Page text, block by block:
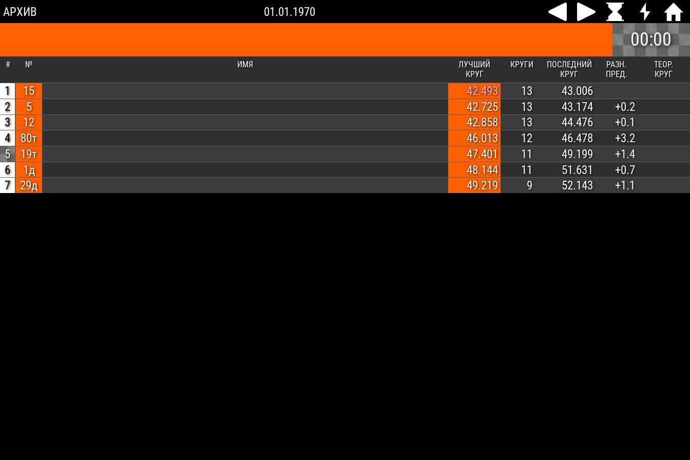
АРХИВ 01.01.1970
00:00
# № ИМЯ
ЛУЧШИЙ
КРУГ
КРУГИ
ПОСЛЕДНИЙ
КРУГ
РАЗН.
ПРЕД.
ТЕОР.
КРУГ
1 15 42.493 13
43.006
2
5 42.725 13 43.174
+0.2
3
12 42.858 13 44.476
+0.1
4
80т 46.013 12 46.478
+3.2
5
19т 47.401 11 49.199
+1.4
6
1д 48.144 11 51.631
+0.7
7
29д 49.219 9 52.143 +1.1